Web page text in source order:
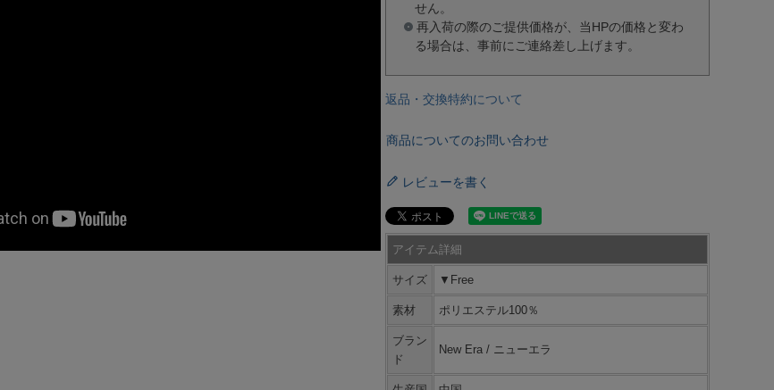
せん。
再入荷の際のご提供価格が、当HPの価格と変わ
る場合は、事前にご連絡差し上げます。
返品・交換特約について
商品についてのお問い合わせ
レビューを書く
アイテム詳細
サイズ ▼Free
素材 ポリエステル100％
ブラン
ド
New Era / ニューエラ